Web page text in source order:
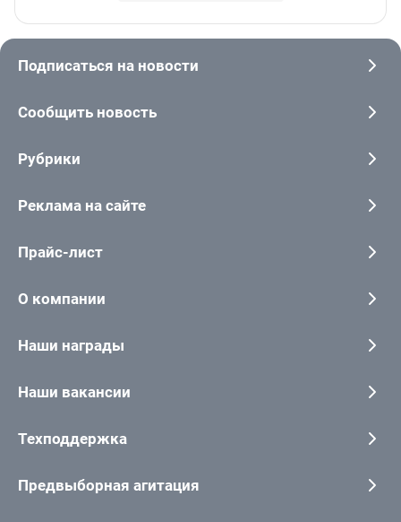
Подписаться на новости
Сообщить новость
Рубрики
Реклама на сайте
Прайс-лист
О компании
Наши награды
Наши вакансии
Техподдержка
Предвыборная агитация